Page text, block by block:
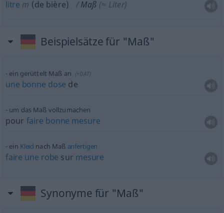
litre m (de bière) Maß (≈ Liter)
Beispielsätze für "Maß"
ein gerüttelt Maß an (+DAT)
une bonne dose de
um das Maß vollzumachen
pour faire bonne mesure
ein Kleid nach Maß anfertigen
faire une robe sur mesure
Synonyme für "Maß"